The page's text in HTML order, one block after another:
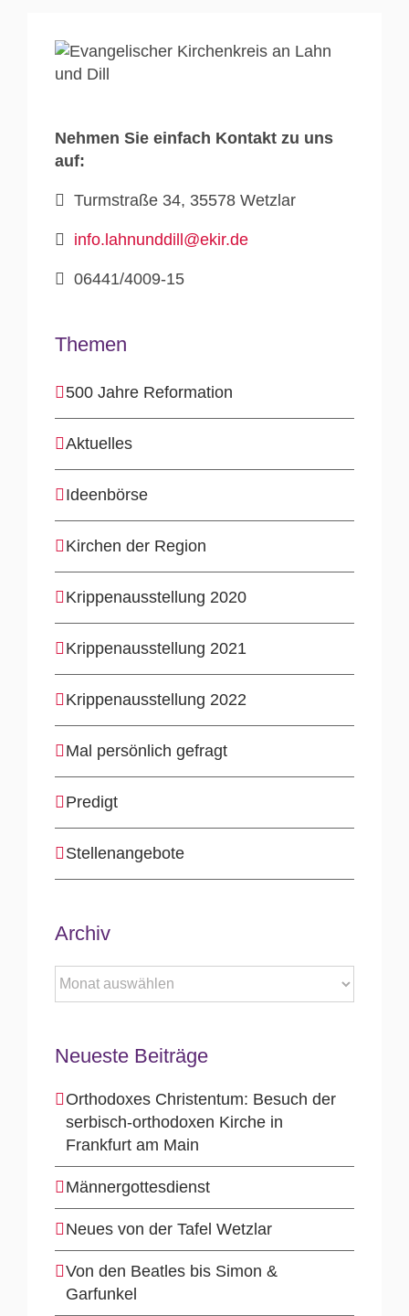
Nehmen Sie einfach Kontakt zu uns
auf:
Turmstraße 34, 35578 Wetzlar
info.lahnunddill@ekir.de
06441/4009-15
Themen
500 Jahre Reformation
Aktuelles
Ideenbörse
Kirchen der Region
Krippenausstellung 2020
Krippenausstellung 2021
Krippenausstellung 2022
Mal persönlich gefragt
Predigt
Stellenangebote
Archiv
Archiv
Neueste Beiträge
Orthodoxes Christentum: Besuch der
serbisch-orthodoxen Kirche in
Frankfurt am Main
Männergottesdienst
Neues von der Tafel Wetzlar
Von den Beatles bis Simon &
Garfunkel